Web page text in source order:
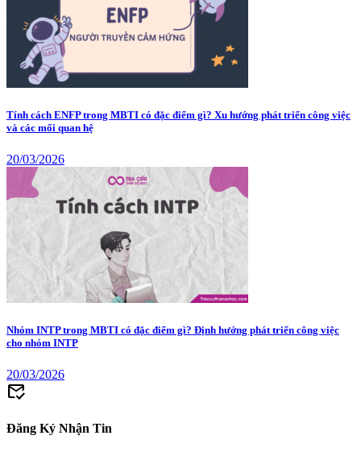
Tính cách ENFP trong MBTI có đặc điểm gì? Xu hướng phát triển công việc
và các mối quan hệ
20/03/2026
Nhóm INTP trong MBTI có đặc điểm gì? Định hướng phát triển công việc
cho nhóm INTP
20/03/2026
mark_email_read
Đăng Ký Nhận Tin